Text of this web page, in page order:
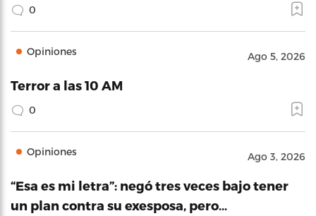
0
Opiniones Ago 5, 2026
Terror a las 10 AM
0
Opiniones Ago 3, 2026
“Esa es mi letra”: negó tres veces bajo tener
un plan contra su exesposa, pero…